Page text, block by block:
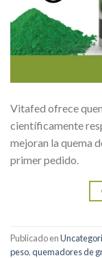
Vitafed ofrece
científicamente
mejoran la quema
primer pedido.
Publicado en
peso,quemadores de